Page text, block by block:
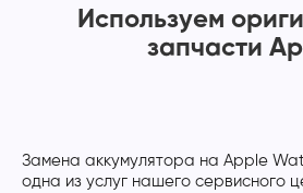
Используем
запчасти
Замена аккумулятора на Apple
одна из услуг нашего сервисного